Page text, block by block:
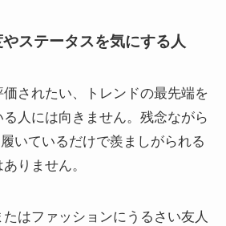
ステータスを気にする人
されたい、トレンドの最先端を
人には向きません。残念ながら
いているだけで羨ましがられる
りません。
はファッションにうるさい友人